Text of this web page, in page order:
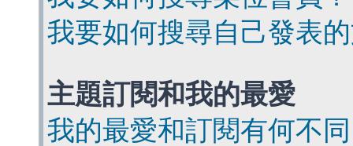
我要如何搜尋自己發表
主題訂閱和我的最愛
我的最愛和訂閱有何不